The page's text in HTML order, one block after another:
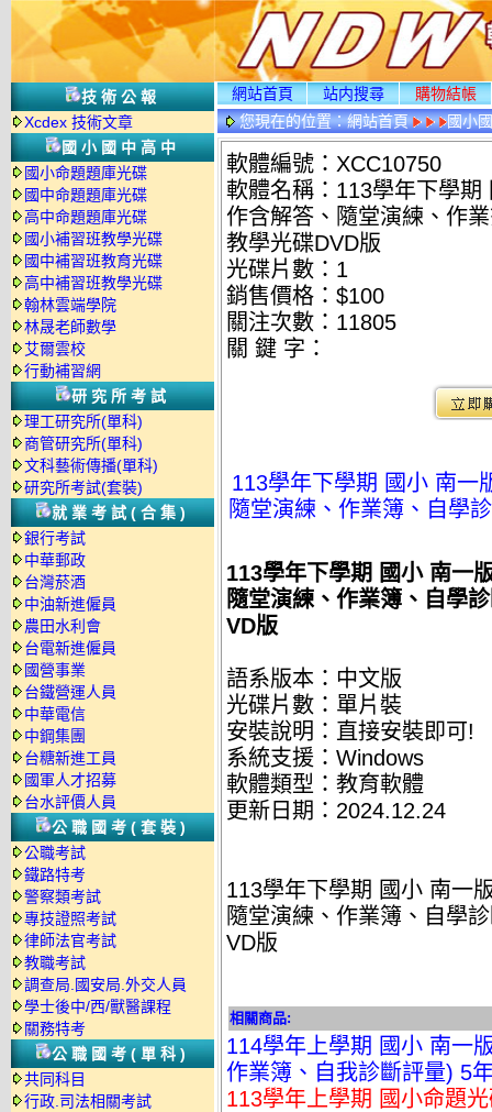
技術公報
Xcdex 技術文章
國小國中高中
國小命題題庫光碟
國中命題題庫光碟
高中命題題庫光碟
國小補習班教學光碟
國中補習班教育光碟
高中補習班教學光碟
翰林雲端學院
林晟老師數學
艾爾雲校
行動補習網
研究所考試
理工研究所(單科)
商管研究所(單科)
文科藝術傳播(單科)
研究所考試(套裝)
就業考試(合集)
銀行考試
中華郵政
台灣菸酒
中油新進僱員
農田水利會
台電新進僱員
國營事業
台鐵營運人員
中華電信
中鋼集團
台糖新進工員
國軍人才招募
台水評價人員
公職國考(套裝)
公職考試
鐵路特考
警察類考試
專技證照考試
律師法官考試
教職考試
調查局.國安局.外交人員
學士後中/西/獸醫課程
關務特考
公職國考(單科)
共同科目
行政.司法相關考試
網站首頁 站内搜尋
購物結帳
您現在的位置：網站首頁 國小
軟體編號：XCC10750
軟體名稱：113學年下學
作含解答、隨堂演練、作
教學光碟DVD版
光碟片數：1
銷售價格：$100
關注次數： 11805
關 鍵 字：
113學年下學期 國小 南一
隨堂演練、作業簿、自學
113學年下學期 國小 南一
隨堂演練、作業簿、自學
VD版
語系版本：中文版
光碟片數：單片裝
安裝說明：直接安裝即可!
系統支援：Windows
軟體類型：教育軟體
更新日期：2024.12.24
113學年下學期 國小 南一
隨堂演練、作業簿、自學
VD版
相關商品:
114學年上學期 國小 南一
作業簿、自我診斷評量) 5
113學年上學期 國小命題